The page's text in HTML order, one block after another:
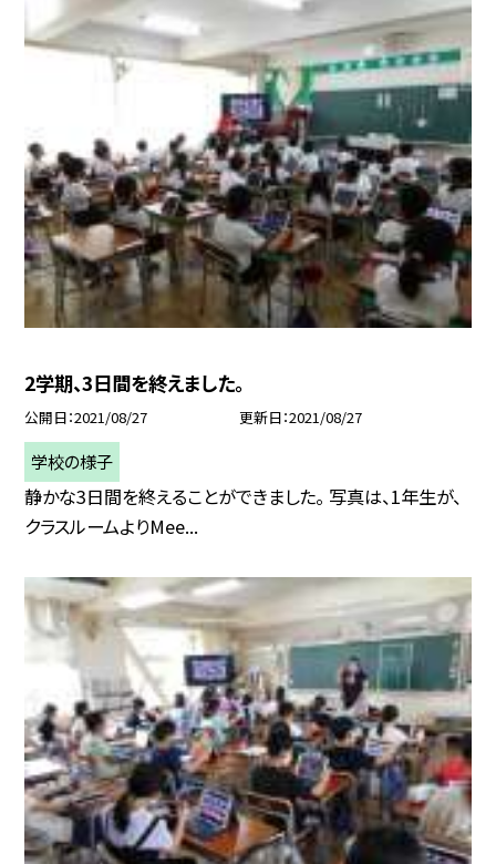
2学期、3日間を終えました。
公開日 2021/08/27 更新日 2021/08/27
学校の様子
静かな3日間を終えることができました。 写真は、1年生が、
クラスルームよりMee...